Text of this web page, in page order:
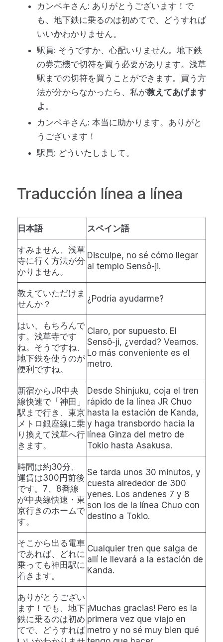
カンペキさん: ありがとうございます！で
も、地下鉄に乗るのは初めてで、どうすれば
いいかわかりません。
駅員: そうですか、心配いりません。地下鉄
の券売機で切符を買う必要があります。浅草
駅までの切符を買うことができます。買う方
法が分からなかったら、私が教えてあげます
よ。
カンペキさん: 本当に助かります。ありがと
うございます！
駅員: どういたしまして。
Traducción línea a línea
日本語 スペイン語
すみません、浅草
寺に行く方法が分
かりません。
Disculpe, no sé cómo llegar
al templo Sensô-ji.
教えていただけま
せんか？
¿Podría ayudarme?
はい、もちろんで
す。浅草寺です
ね。そうですね、
地下鉄を使うのが
便利ですね。
Claro, por supuesto. El
Sensô-ji, ¿verdad? Veamos.
Lo más conveniente es el
metro.
新宿からJR中央
線快速で「神田」
駅まで行き、東京
メトロ銀座線に乗
り換えて浅草へ行
きます。
Desde Shinjuku, coja el tren
rápido de la línea JR Chuo
hasta la estación de Kanda,
y haga transbordo hacia la
línea Ginza del metro de
Tokio hasta Asakusa.
時間は約30分、
運賃は300円前後
です。7、8番線
が中央線快速・東
京行きのホームで
す。
Se tarda unos 30 minutos, y
cuesta alrededor de 300
yenes. Los andenes 7 y 8
son los de la línea Chuo con
destino a Tokio.
そこから出る電車
であれば、どれに
乗っても神田駅に
着きます。
Cualquier tren que salga de
allí le llevará a la estación de
Kanda.
ありがとうござい
ます！でも、地下
鉄に乗るのは初め
てで、どうすれば
¡Muchas gracias! Pero es la
primera vez que viajo en
metro y no sé muy bien qué